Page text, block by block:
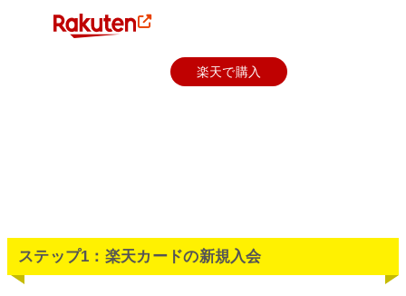
楽天で購入
ステップ1：楽天カードの新規入会